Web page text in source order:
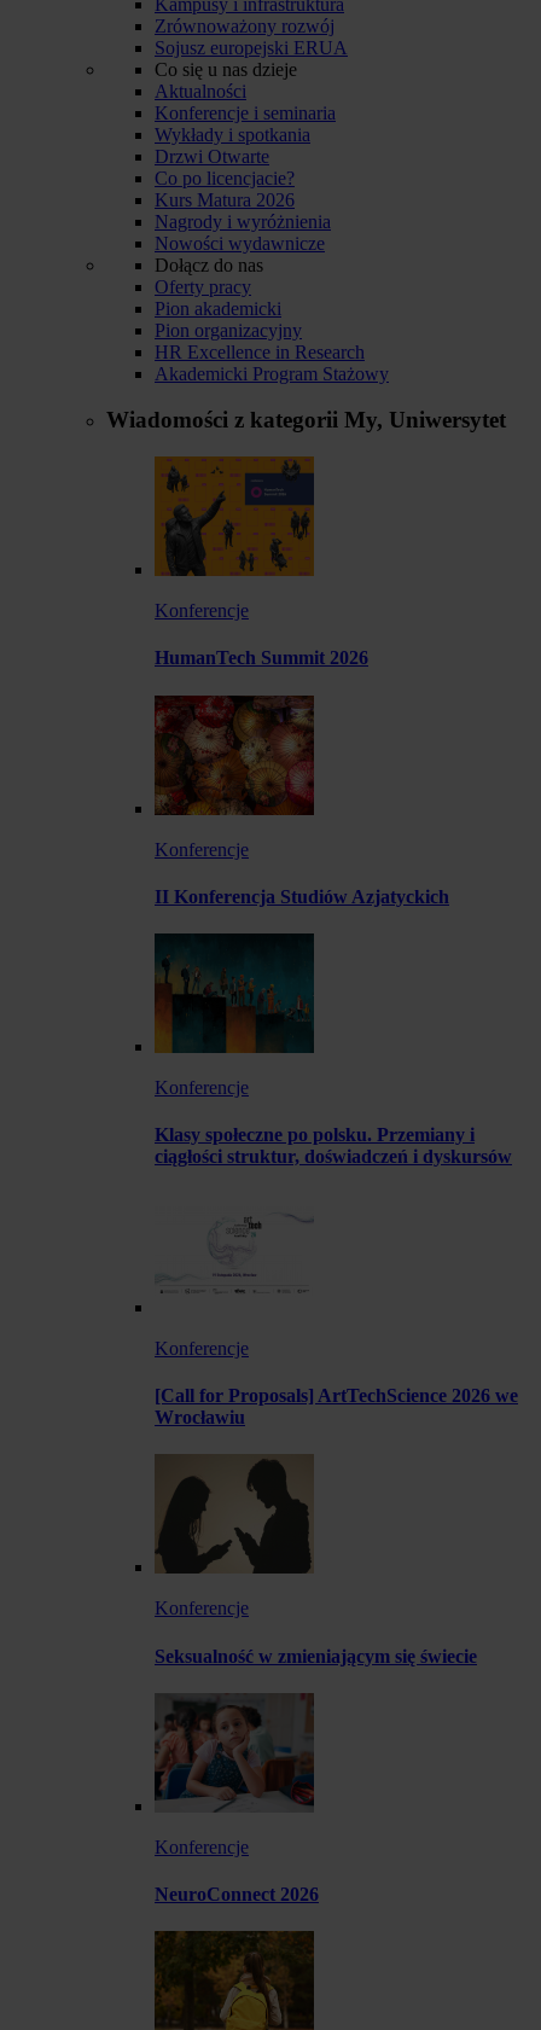
Zrównoważony rozwój
Sojusz europejski ERUA
Co się u nas dzieje
Aktualności
Konferencje i seminaria
Wykłady i spotkania
Drzwi Otwarte
Co po licencjacie?
Kurs Matura 2026
Nagrody i wyróżnienia
Nowości wydawnicze
Dołącz do nas
Oferty pracy
Pion akademicki
Pion organizacyjny
HR Excellence in Research
Akademicki Program Stażowy
Wiadomości z kategorii My, Uniwersytet
Konferencje
HumanTech Summit 2026
Konferencje
II Konferencja Studiów Azjatyckich
Konferencje
Klasy społeczne po polsku. Przemiany i
ciągłości struktur, doświadczeń i dyskursów
Konferencje
[Call for Proposals] ArtTechScience 2026 we
Wrocławiu
Konferencje
Seksualność w zmieniającym się świecie
Konferencje
NeuroConnect 2026